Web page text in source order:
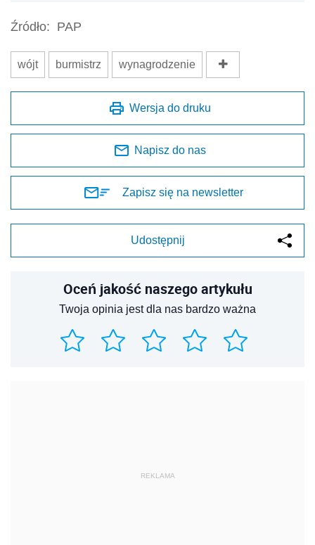
Źródło: PAP
wójt burmistrz wynagrodzenie
Wersja do druku
Napisz do nas
Zapisz się na newsletter
Udostępnij
Oceń jakość naszego artykułu
Twoja opinia jest dla nas bardzo ważna
REKLAMA